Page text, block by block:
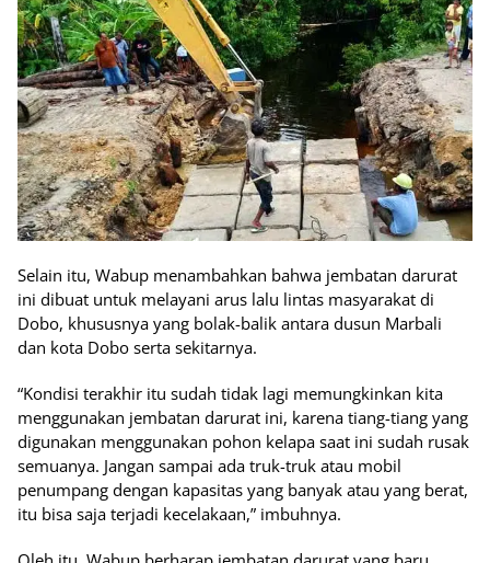
Selain itu, Wabup menambahkan bahwa jembatan darurat
ini dibuat untuk melayani arus lalu lintas masyarakat di
Dobo, khususnya yang bolak-balik antara dusun Marbali
dan kota Dobo serta sekitarnya.
“Kondisi terakhir itu sudah tidak lagi memungkinkan kita
menggunakan jembatan darurat ini, karena tiang-tiang yang
digunakan menggunakan pohon kelapa saat ini sudah rusak
semuanya. Jangan sampai ada truk-truk atau mobil
penumpang dengan kapasitas yang banyak atau yang berat,
itu bisa saja terjadi kecelakaan,” imbuhnya.